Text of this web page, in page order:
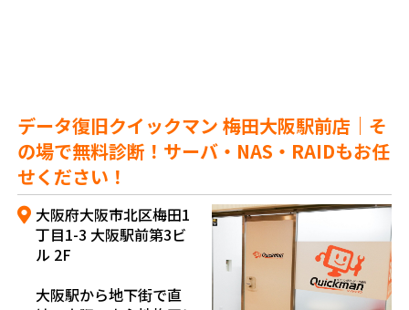
データ復旧クイックマン 梅田大阪駅前店｜そ
の場で無料診断！サーバ・NAS・RAIDもお任
せください！
大阪府大阪市北区梅田1
丁目1-3 大阪駅前第3ビ
ル 2F
大阪駅から地下街で直